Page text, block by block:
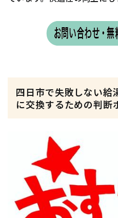
四日市で失敗しない給
に交換するための判断